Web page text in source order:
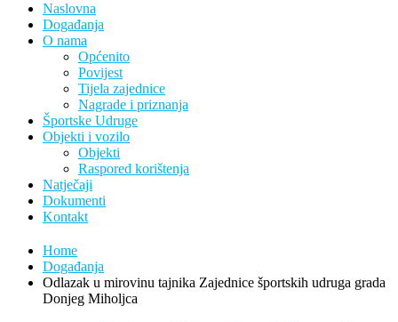
Naslovna
Događanja
O nama
Općenito
Povijest
Tijela zajednice
Nagrade i priznanja
Športske Udruge
Objekti i vozilo
Objekti
Raspored korištenja
Natječaji
Dokumenti
Kontakt
Home
Događanja
Odlazak u mirovinu tajnika Zajednice športskih udruga grada
Donjeg Miholjca